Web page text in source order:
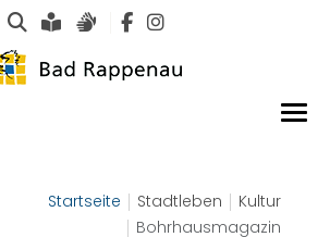
Suche
Leichte Sprache
Gebärdensprachen
Startseite Stadtleben
Kultur
Bohrhausmagazin